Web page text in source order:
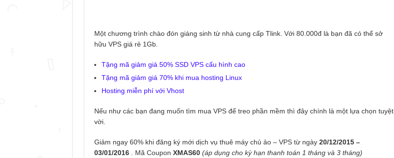
Một chương trình chào đón giáng sinh từ nhà cung cấp Tlink. Với 80.000đ là bạn đã có thể sở
hữu VPS giá rẻ 1Gb.
Tặng mã giảm giá 50% SSD VPS cấu hình cao
Tặng mã giảm giá 70% khi mua hosting Linux
Hosting miễn phí với Vhost
Nếu như các bạn đang muốn tìm mua VPS để treo phần mềm thì đây chính là một lựa chọn tuyệt
vời.
Giảm ngay 60% khi đăng ký mới dịch vụ thuê máy chủ ảo – VPS từ ngày 20/12/2015 –
03/01/2016. Mã Coupon XMAS60 (áp dụng cho kỳ hạn thanh toán 1 tháng và 3 tháng)